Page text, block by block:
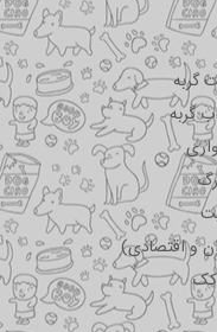
گربه
گربه
و اقتصادی)
کک